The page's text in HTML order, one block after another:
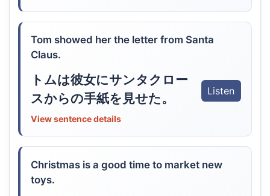
Tom showed her the letter from Santa
Claus.
トムは彼女にサンタクロー
スからの手紙を見せた。
Listen
View sentence details
Christmas is a good time to market new
toys.